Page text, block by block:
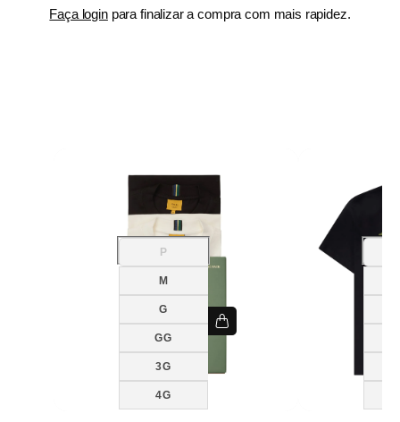
Faça loginpara finalizar a compra com mais rapidez.
P
Variante
esgotada
ou
indisponível
M
G
GG
3G
4G